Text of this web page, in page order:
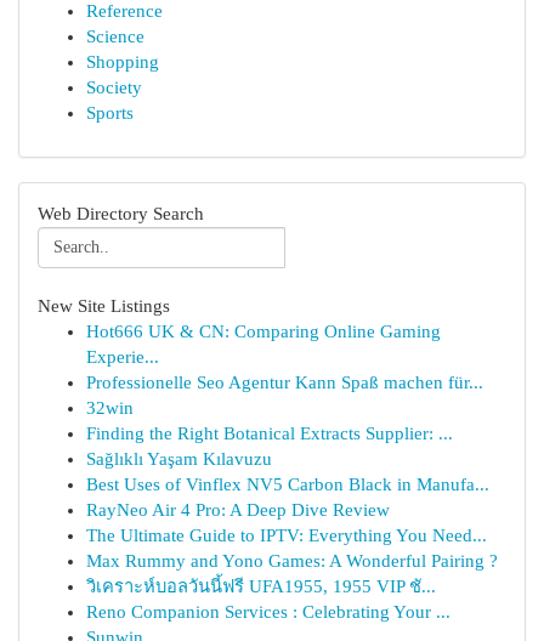
Reference
Science
Shopping
Society
Sports
Web Directory Search
New Site Listings
Hot666 UK & CN: Comparing Online Gaming
Experie...
Professionelle Seo Agentur Kann Spaß machen für...
32win
Finding the Right Botanical Extracts Supplier: ...
Sağlıklı Yaşam Kılavuzu
Best Uses of Vinflex NV5 Carbon Black in Manufa...
RayNeo Air 4 Pro: A Deep Dive Review
The Ultimate Guide to IPTV: Everything You Need...
Max Rummy and Yono Games: A Wonderful Pairing ?
วิเคราะห์บอลวันนี้ฟรี UFA1955, 1955 VIP ชั...
Reno Companion Services : Celebrating Your ...